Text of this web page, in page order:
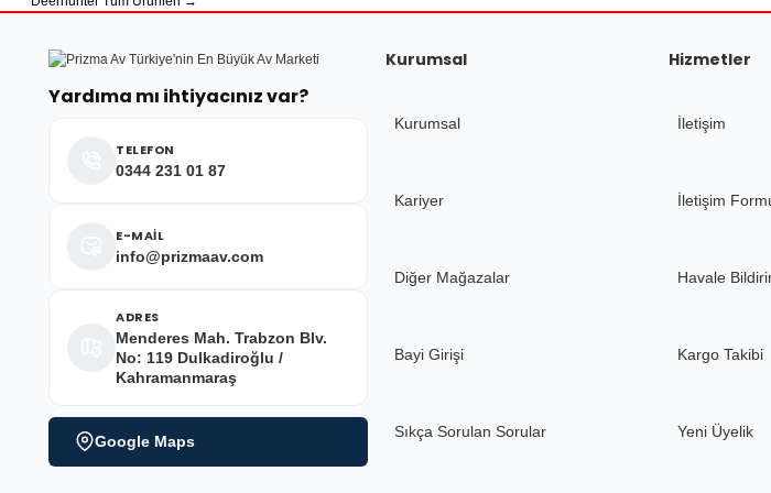
Ürün fiyatı diğer sitelerden daha pahalı.
Deneyimini Paylaş
Yardıma mı ihtiyacınız var?
TELEFON
0344 231 01 87
E-MAİL
info@prizmaav.com
ADRES
Menderes Mah. Trabzon Blv.
No: 119 Dulkadiroğlu /
Kahramanmaraş
Google Maps
Kurumsal
Kurumsal
Kariyer
Diğer Mağazalar
Bayi Girişi
Sıkça Sorulan Sorular
Hizmetler
İletişim
İletişim
Havale
Kargo Takibi
Yeni Üyelik